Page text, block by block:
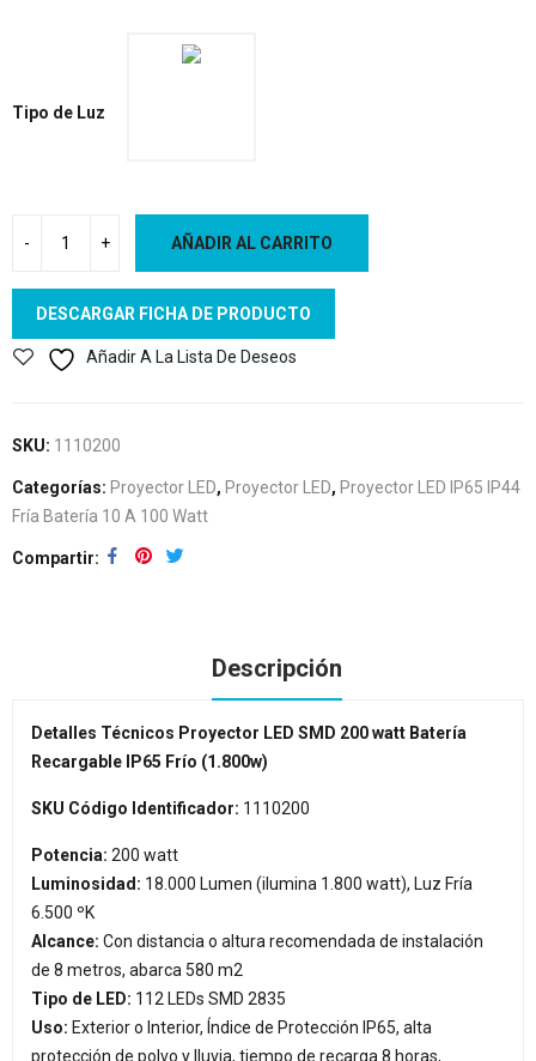
Tipo de Luz
AÑADIR AL CARRITO
DESCARGAR FICHA DE PRODUCTO
Añadir A La Lista De Deseos
SKU: 1110200
Categorías: Proyector LED, Proyector LED, Proyector LED IP65 IP44
Fría Batería 10 A 100 Watt
Compartir
Descripción
Detalles Técnicos Proyector LED SMD 200 watt Batería
Recargable IP65 Frío (1.800w)
SKU Código Identificador: 1110200
Potencia: 200 watt
Luminosidad: 18.000 Lumen (ilumina 1.800 watt), Luz Fría
6.500 ºK
Alcance: Con distancia o altura recomendada de instalación
de 8 metros, abarca 580 m2
Tipo de LED: 112 LEDs SMD 2835
Uso: Exterior o Interior, Índice de Protección IP65, alta
protección de polvo y lluvia, tiempo de recarga 8 horas,